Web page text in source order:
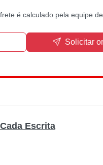
é calculado pela equipe
Solicitar
Escrita